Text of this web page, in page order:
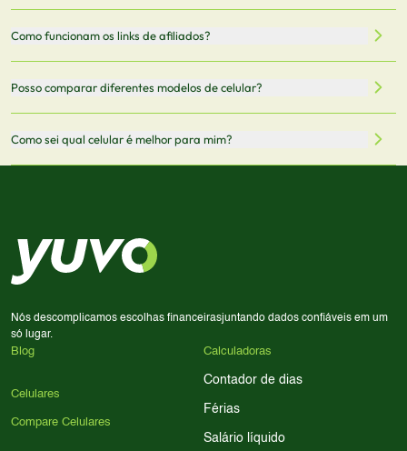
5G.
vendedor antes de finalizar sua compra.
informações mais recentes de cada modelo.
Como funcionam os links de afiliados?
comissão sem custo adicional para você.
Posso comparar diferentes modelos de celular?
Sim! Você pode selecionar até 3 celulares para comparar
Como sei qual celular é melhor para mim?
processador e bateria são essenciais. Use nossos filtros
para encontrar o celular ideal.
Nós descomplicamos escolhas financeirasjuntando dados confiáveis em um
só lugar.
Blog
Celulares
Compare Celulares
Calculadoras
Contador de dias
Férias
Salário líquido